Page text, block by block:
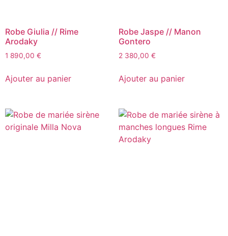
Robe Giulia // Rime
Arodaky
1 890,00 €
Ajouter au panier
Robe Jaspe // Manon
Gontero
2 380,00 €
Ajouter au panier